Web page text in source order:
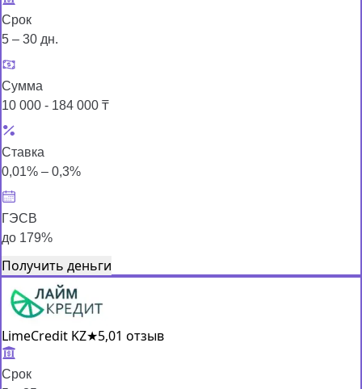
Срок
5 – 30 дн.
Сумма
10 000 - 184 000 ₸
Ставка
0,01% – 0,3%
ГЭСВ
до 179%
Получить деньги
LimeCredit KZ★5,01 отзыв
Срок